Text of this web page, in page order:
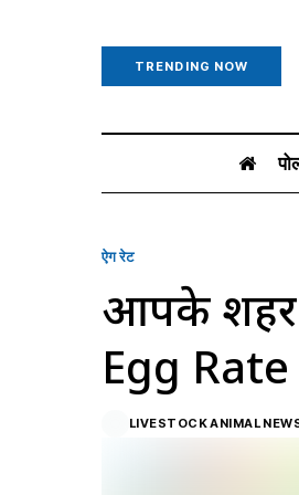
TRENDING NOW
ऐग रेट
आपके शहर
Egg Rate
LIVESTOCK ANIMAL